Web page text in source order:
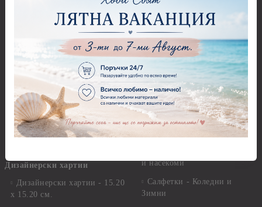
Варак, Шлак метал, Фолио,
Лакове и защитни покрития
Лепила
Краклета и медиуми
Шаблони
Дизайнерски хартии
Дизайнерски хартии - 15.20
х 15.20 см.
Стативи и поставки
Четки и инструменти
Моливи, акварелни
комплекти
Свещи
Салфетки
Салфетки - Великден
и насекоми
Салфетки - Коледни и
Зимни